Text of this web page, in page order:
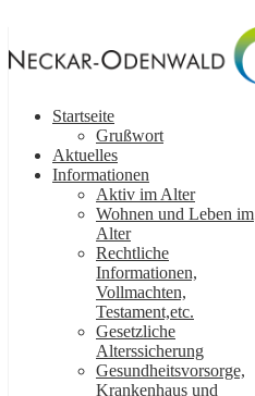
Startseite
Grußwort
Aktuelles
Informationen
Aktiv im Alter
Wohnen und Leben im
Alter
Rechtliche
Informationen,
Vollmachten,
Testament,etc.
Gesetzliche
Alterssicherung
Gesundheitsvorsorge,
Krankenhaus und